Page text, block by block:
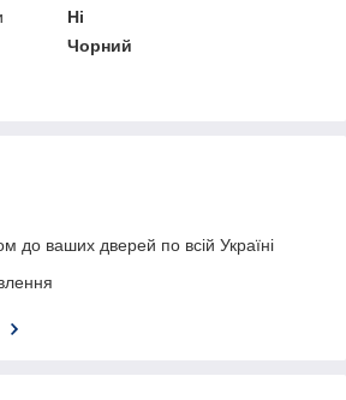
Ні
Чорний
до ваших дверей по всій Україні